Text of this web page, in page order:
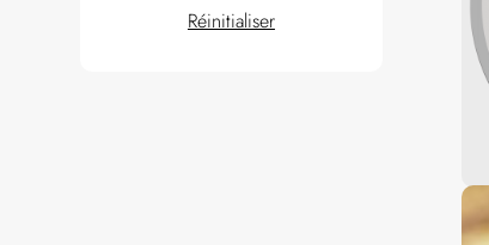
Réinitialiser